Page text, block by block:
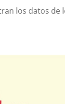
los datos de